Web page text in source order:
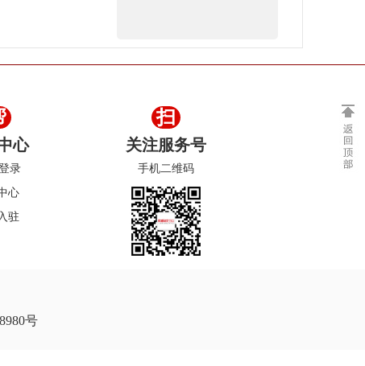
心
录
心
驻
扫
关注服务号
手机二维码
号